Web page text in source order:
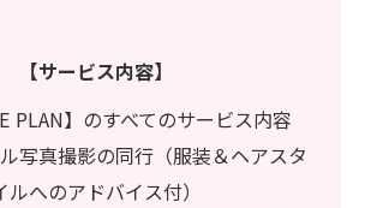
【サービス内容】
PLAN】のすべてのサービス内容
写真撮影の同行（服装＆ヘアスタ
ルへのアドバイス付）